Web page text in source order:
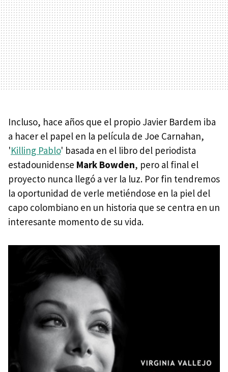
Incluso, hace años que el propio Javier Bardem iba
a hacer el papel en la película de Joe Carnahan,
'Killing Pablo' basada en el libro del periodista
estadounidense Mark Bowden, pero al final el
proyecto nunca llegó a ver la luz. Por fin tendremos
la oportunidad de verle metiéndose en la piel del
capo colombiano en un historia que se centra en un
interesante momento de su vida.